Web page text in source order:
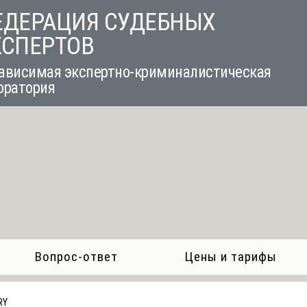
СУДЕБНЫХ
экспертно-криминалистическая
Вопрос-ответ Цены и тарифы